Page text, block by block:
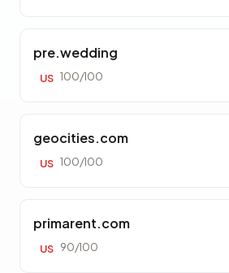
pre.wedding
US 100/100
geocities.com
US 100/100
primarent.com
US 90/100